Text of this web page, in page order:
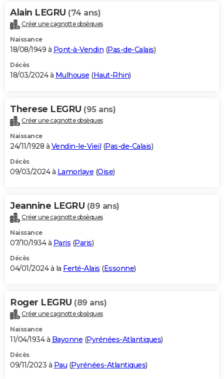
Alain LEGRU (74 ans)
Créer une cagnotte obsèques
Naissance
18/08/1949 à Pont-à-Vendin (Pas-de-Calais)
Décès
18/03/2024 à Mulhouse (Haut-Rhin)
Therese LEGRU (95 ans)
Créer une cagnotte obsèques
Naissance
24/11/1928 à Vendin-le-Vieil (Pas-de-Calais)
Décès
09/03/2024 à Lamorlaye (Oise)
Jeannine LEGRU (89 ans)
Créer une cagnotte obsèques
Naissance
07/10/1934 à Paris (Paris)
Décès
04/01/2024 à la Ferté-Alais (Essonne)
Roger LEGRU (89 ans)
Créer une cagnotte obsèques
Naissance
11/04/1934 à Bayonne (Pyrénées-Atlantiques)
Décès
09/11/2023 à Pau (Pyrénées-Atlantiques)